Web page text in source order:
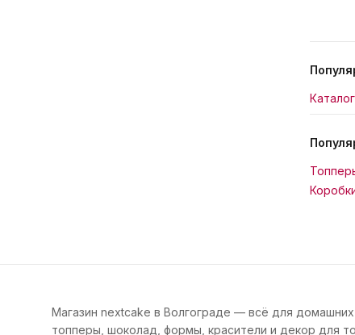
Каталог
Магазин nextcake в Волгограде — всё для
топперы, шоколад, формы, красители и декор для